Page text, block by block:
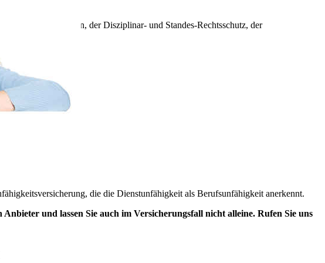
die die Dienstunfähigkeit als Berufsunfähigkeit anerkennt.
und lassen Sie auch im Versicherungsfall nicht alleine. Rufen Sie uns
vor Gerichten, der Disziplinar- und Standes-Rechtsschutz, der